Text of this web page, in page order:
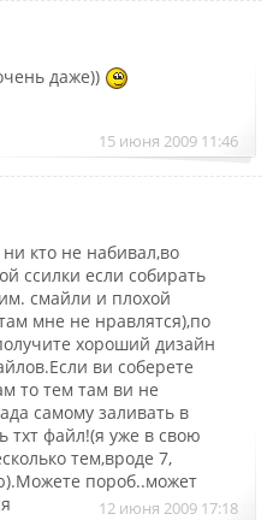
даже))
15 июня 2009 11:46
кто не набивал,во
ссилки если собирать
смайли и плохой
мне не нравлятся),по
хороший дизайн
ви соберете
то тем там ви не
самому заливать в
тхт файл!(я уже в свою
тем,вроде 7,
пороб..может
12 июня 2009 17:18